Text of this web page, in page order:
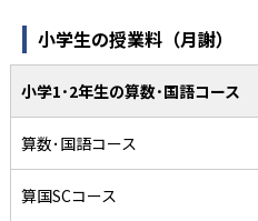
小学生の授業料（月謝）
小学1･2年生の算数･国語コース
算数･国語コース
算国SCコース